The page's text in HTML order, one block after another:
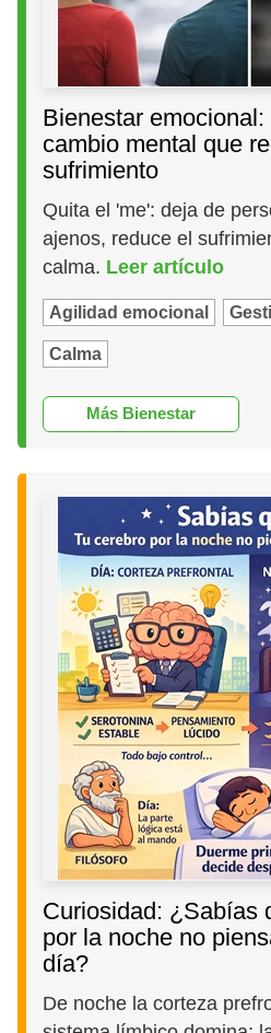
Bienestar
cambio mental que
sufrimiento
Quita el 'me': deja de
ajenos, reduce el
calma. Leer artículo
Agilidad emocional
Calma
Más Bienestar
Curiosidad: ¿Sabías
por la noche no
día?
De noche la corteza